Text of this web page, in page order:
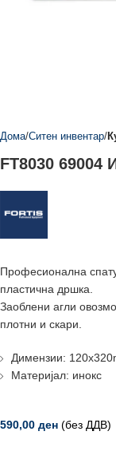
Дома Ситен инвентар
FT8030 69004
Професионална
пластична дршка.
Заоблени агли
плотни и скари.
Димензии:
Материјал: инокс
590,00 ден (без ДДВ)